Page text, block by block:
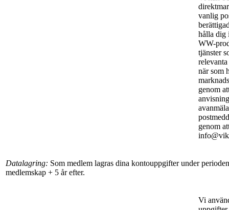
vanlig
hålla dig
WW-
tjänster
när som
genom
genom
Datalagring: Som medlem lagras dina kontouppgifter under
medlemskap + 5 år efter.
Vi